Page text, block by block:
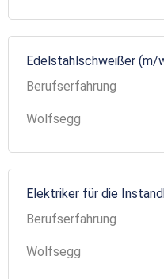
Edelstahlschweißer (m/
Berufserfahrung
Wolfsegg
Elektriker für die
Berufserfahrung
Wolfsegg